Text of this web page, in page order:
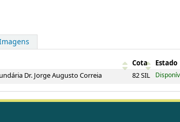
Cota Estado
Dr. Jorge Augusto Correia 82 SIL